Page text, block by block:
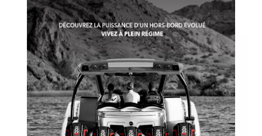
impressionnés, c’est surtout le comportement du 182 qui a retenu
notre attention.
La coque Hydra-Lift
s’agrippe à l’eau avec le
mordant d’un étau, même
quand vous entreprenez
des virages à première
vue trop serrés à trop
haute vitesse. Ce
comportement incisif,